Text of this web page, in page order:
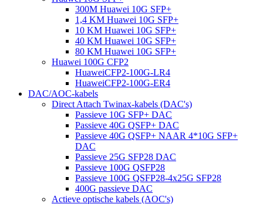
300M Huawei 10G SFP+
1,4 KM Huawei 10G SFP+
10 KM Huawei 10G SFP+
40 KM Huawei 10G SFP+
80 KM Huawei 10G SFP+
Huawei 100G CFP2
HuaweiCFP2-100G-LR4
HuaweiCFP2-100G-ER4
DAC/AOC-kabels
Direct Attach Twinax-kabels (DAC's)
Passieve 10G SFP+ DAC
Passieve 40G QSFP+ DAC
Passieve 40G QSFP+ NAAR 4*10G SFP+
DAC
Passieve 25G SFP28 DAC
Passieve 100G QSFP28
Passieve 100G QSFP28-4x25G SFP28
400G passieve DAC
Actieve optische kabels (AOC's)